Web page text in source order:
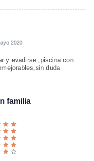
2020
y evadirse ,piscina con
duda
familia